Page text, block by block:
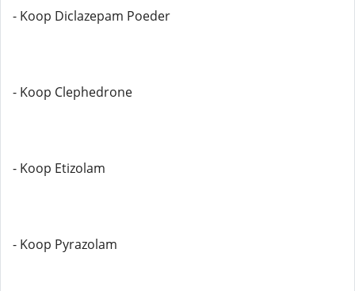
- Koop Diclazepam Poeder
- Koop Clephedrone
- Koop Etizolam
- Koop Pyrazolam